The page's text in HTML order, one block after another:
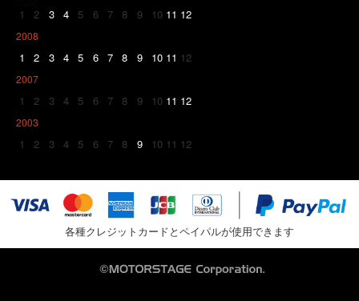
1 2 3 4 5 6 7 8 9 10 11 12
2008
1 2 3 4 5 6 7 8 9 10 11 12
2007
1 2 3 4 5 6 7 8 9 10 11 12
2003
1 2 3 4 5 6 7 8 9 10 11 12
各種クレジットカードとペイパルが使用できます